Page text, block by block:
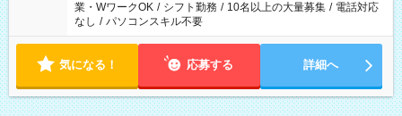
業・WワークOK / シフト勤務 / 10名以上の大量募集 / 電話対応
なし / パソコンスキル不要
気になる！ 応募する 詳細へ